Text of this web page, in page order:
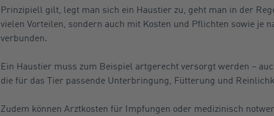
Prinzipiell gilt, legt man sich ein Haustier zu, geht man in der
vielen Vorteilen, sondern auch mit Kosten und Pflichten sowie je
verbunden.
Ein Haustier muss zum Beispiel artgerecht versorgt werden –
die für das Tier passende Unterbringung, Fütterung und
Zudem können Arztkosten für Impfungen oder medizinisch